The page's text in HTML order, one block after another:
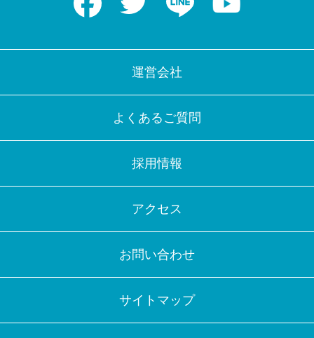
運営会社
よくあるご質問
採用情報
アクセス
お問い合わせ
サイトマップ